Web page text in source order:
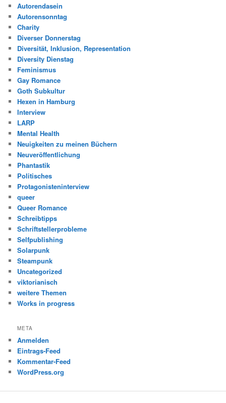
Autorendasein
Autorensonntag
Charity
Diverser Donnerstag
Diversität, Inklusion, Representation
Diversity Dienstag
Feminismus
Gay Romance
Goth Subkultur
Hexen in Hamburg
Interview
LARP
Mental Health
Neuigkeiten zu meinen Büchern
Neuveröffentlichung
Phantastik
Politisches
Protagonisteninterview
queer
Queer Romance
Schreibtipps
Schriftstellerprobleme
Selfpublishing
Solarpunk
Steampunk
Uncategorized
viktorianisch
weitere Themen
Works in progress
META
Anmelden
Eintrags-Feed
Kommentar-Feed
WordPress.org